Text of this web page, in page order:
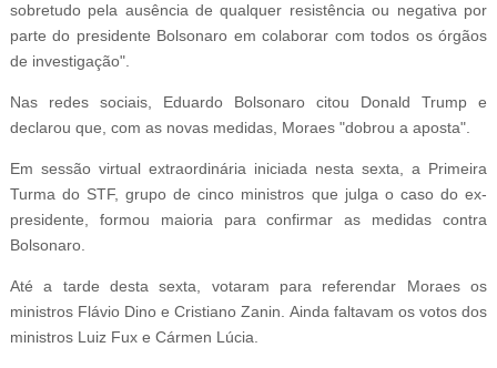
sobretudo pela ausência de qualquer resistência ou negativa por
parte do presidente Bolsonaro em colaborar com todos os órgãos
de investigação".
Nas redes sociais, Eduardo Bolsonaro citou Donald Trump e
declarou que, com as novas medidas, Moraes "dobrou a aposta".
Em sessão virtual extraordinária iniciada nesta sexta, a Primeira
Turma do STF, grupo de cinco ministros que julga o caso do ex-
presidente, formou maioria para confirmar as medidas contra
Bolsonaro.
Até a tarde desta sexta, votaram para referendar Moraes os
ministros Flávio Dino e Cristiano Zanin. Ainda faltavam os votos dos
ministros Luiz Fux e Cármen Lúcia.